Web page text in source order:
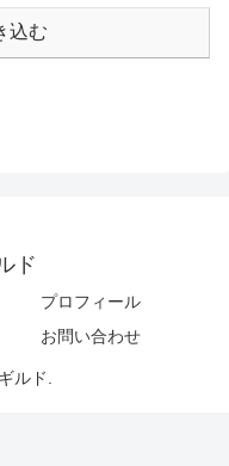
込む
ド
プロフィール
お問い合わせ
ルド.